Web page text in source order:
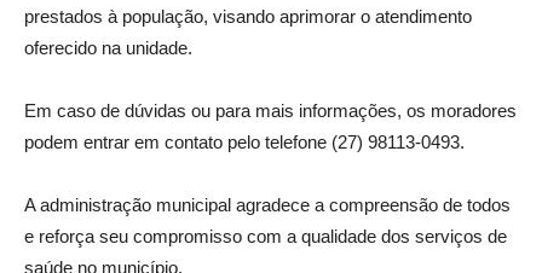
prestados à população, visando aprimorar o atendimento
oferecido na unidade.
Em caso de dúvidas ou para mais informações, os moradores
podem entrar em contato pelo telefone (27) 98113-0493.
A administração municipal agradece a compreensão de todos
e reforça seu compromisso com a qualidade dos serviços de
saúde no município.